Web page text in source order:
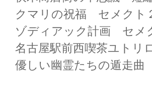
クマリの祝福 セメク
ゾディアック計画 セ
名古屋駅前西喫茶ユト
優しい幽霊たちの遁走